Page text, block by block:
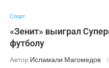
Спорт
«Зенит» выиграл
футболу
Автор Исламали Магомедов